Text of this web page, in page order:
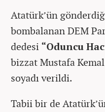
Atatürk’ün
bombalanan DEM
dedesi “Oduncu
bizzat Mustafa
soyadı verildi.
Tabii bir de